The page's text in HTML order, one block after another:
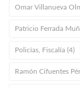
Omar Villanueva
Patricio Ferrada
Policías, Fiscalía (4)
Ramón Cifuentes